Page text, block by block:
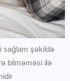
sağlam şəkildə
bilməməsi ilə